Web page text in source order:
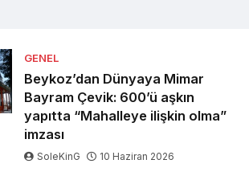
GENEL
Beykoz’dan Dünyaya Mimar
Bayram Çevik: 600’ü aşkın
yapıtta “Mahalleye ilişkin olma”
imzası
SoleKinG 10 Haziran 2026